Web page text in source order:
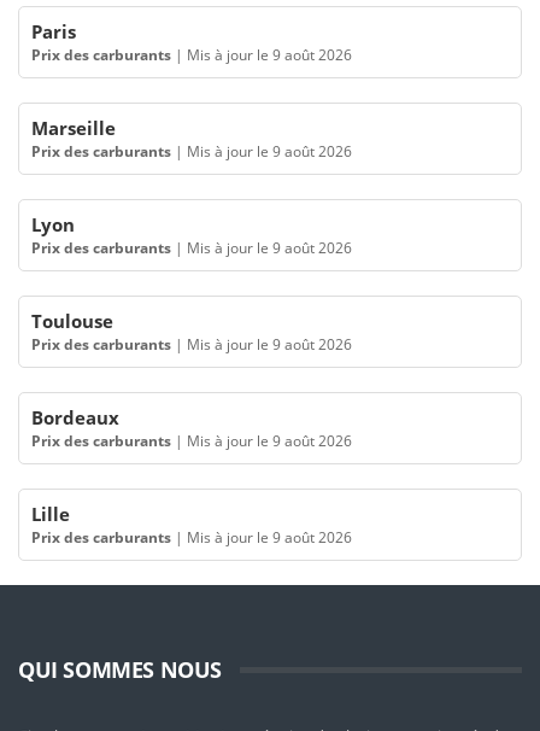
Paris
Prix des carburants | Mis à jour le 9 août 2026
Marseille
Prix des carburants | Mis à jour le 9 août 2026
Lyon
Prix des carburants | Mis à jour le 9 août 2026
Toulouse
Prix des carburants | Mis à jour le 9 août 2026
Bordeaux
Prix des carburants | Mis à jour le 9 août 2026
Lille
Prix des carburants | Mis à jour le 9 août 2026
QUI SOMMES NOUS